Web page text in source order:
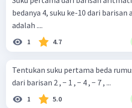
bedanya 4, suku ke-10 dari
adalah ....
1 4.7
Tentukan suku pertama beda
dari barisan 2 , − 1 , − 4 , − 7 , ...
1 5.0